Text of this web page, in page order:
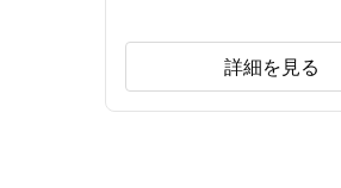
詳細を見る